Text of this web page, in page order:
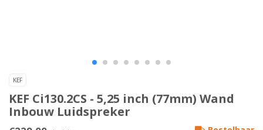
KEF
KEF Ci130.2CS - 5,25 inch (77mm) Wand
Inbouw Luidspreker